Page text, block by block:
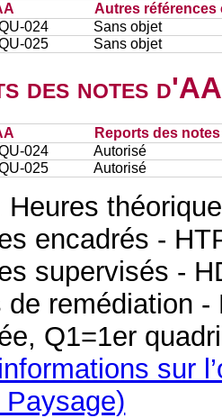
Autres références
024
Sans objet
025
Sans objet
des notes
Reports des
024
Autorisé
025
Autorisé
Heures
encadrés -
supervisés -
de remédiation
Q1=1er
sur
Paysage)